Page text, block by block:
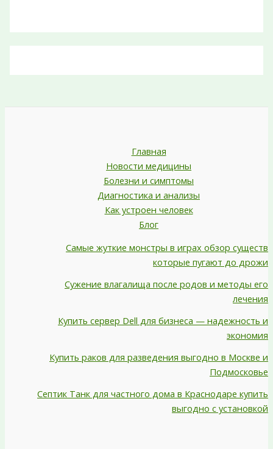
Главная
Новости медицины
Болезни и симптомы
Диагностика и анализы
Как устроен человек
Блог
Самые жуткие монстры в играх обзор существ
которые пугают до дрожи
Сужение влагалища после родов и методы его
лечения
Купить сервер Dell для бизнеса — надежность и
экономия
Купить раков для разведения выгодно в Москве и
Подмосковье
Септик Танк для частного дома в Краснодаре купить
выгодно с установкой